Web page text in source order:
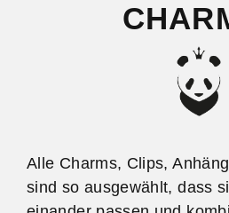
Alle Charms, Clips,
sind so ausgewählt, dass